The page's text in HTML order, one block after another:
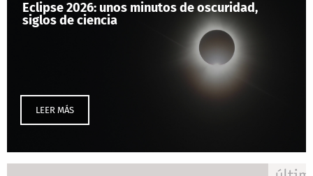
Eclipse 2026: unos minutos de oscuridad,
siglos de ciencia
LEER MÁS